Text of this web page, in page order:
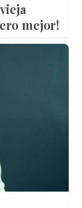
mejor!